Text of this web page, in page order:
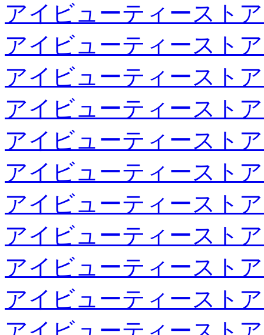
アイビューティースト
アイビューティースト
アイビューティースト
アイビューティースト
アイビューティースト
アイビューティースト
アイビューティースト
アイビューティースト
アイビューティースト
アイビューティースト